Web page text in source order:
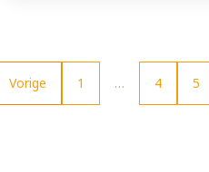
Vorige 1 … 4 5